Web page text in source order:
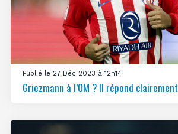
Publié le 27 Déc 2023 à 12h14
Griezmann à l’OM ? Il répond clairement